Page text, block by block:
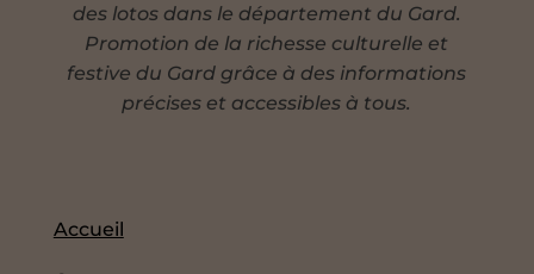
des lotos dans le département du Gard.
Promotion de la richesse culturelle et
festive du Gard grâce à des informations
précises et accessibles à tous.
Accueil